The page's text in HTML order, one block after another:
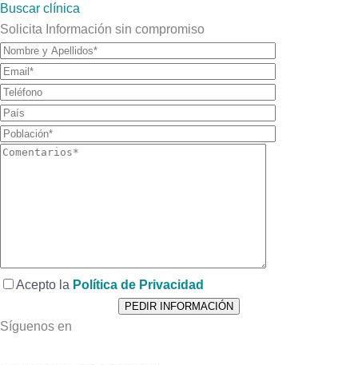
Buscar clínica
Solicita Información sin compromiso
Acepto la Política de Privacidad
Síguenos en